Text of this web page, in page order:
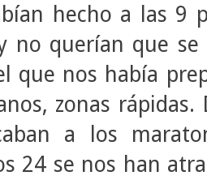
hecho a las 9
no querían que
que nos había
zonas
a los
24 se nos han